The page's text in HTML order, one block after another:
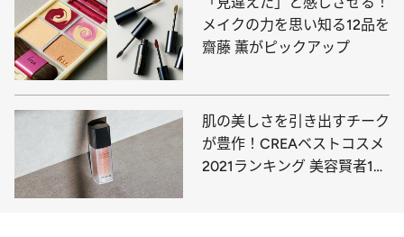
メイクの力を思い知る12品を
齋藤 薫がピックアップ
肌の美しさを引き出すチーク
が豊作！CREAベストコスメ
2021ランキング 美容賢者17